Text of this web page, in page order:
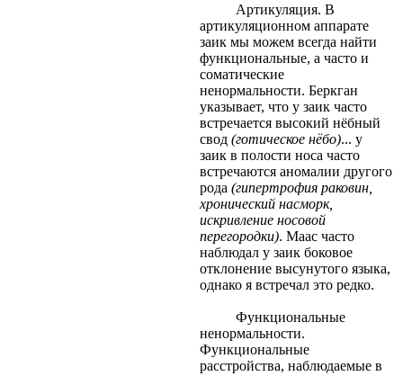
Артикуляция. В
артикуляционном аппарате
заик мы можем всегда найти
функциональные, а часто и
соматические
ненормальности. Беркган
указывает, что у заик часто
встречается высокий нёбный
свод (готическое нёбо)... у
заик в полости носа часто
встречаются аномалии другого
рода (гипертрофия раковин,
хронический насморк,
искривление носовой
перегородки). Маас часто
наблюдал у заик боковое
отклонение высунутого языка,
однако я встречал это редко.
Функциональные
ненормальности.
Функциональные
расстройства, наблюдаемые в